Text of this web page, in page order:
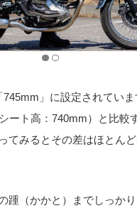
」に設定されてい
シート高：740mm）と比較
てみるとその差はほとん
踵（かかと）までしっか